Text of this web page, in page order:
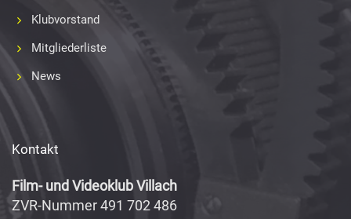
Klubvorstand
Mitgliederliste
News
Kontakt
Film- und Videoklub Villach
ZVR-Nummer 491 702 486